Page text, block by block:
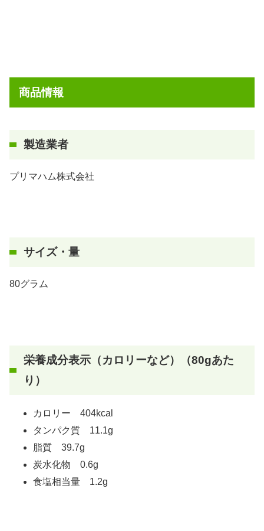
商品情報
製造業者
プリマハム株式会社
サイズ・量
80グラム
栄養成分表示（カロリーなど）（80gあた
り）
カロリー 404kcal
タンパク質 11.1g
脂質 39.7g
炭水化物 0.6g
食塩相当量 1.2g